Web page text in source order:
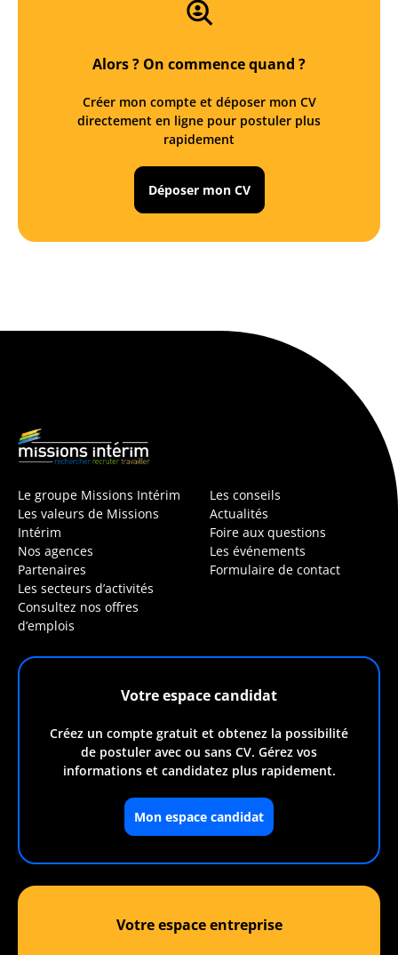
Alors ? On commence quand ?
Créer mon compte et déposer mon CV
directement en ligne pour postuler plus
rapidement
Déposer mon CV
Le groupe Missions Intérim
Les valeurs de Missions
Intérim
Nos agences
Partenaires
Les secteurs d’activités
Consultez nos offres
d’emplois
Les conseils
Actualités
Foire aux questions
Les événements
Formulaire de contact
Votre espace candidat
Créez un compte gratuit et obtenez la possibilité
de postuler avec ou sans CV. Gérez vos
informations et candidatez plus rapidement.
Mon espace candidat
Votre espace entreprise